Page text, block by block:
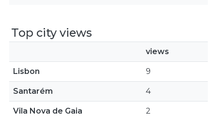
Top city views
views
Lisbon 9
Santarém 4
Vila Nova de Gaia 2